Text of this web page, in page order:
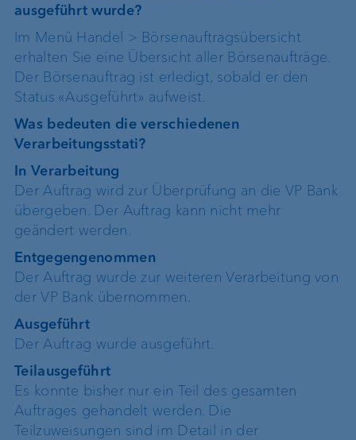
ausgeführt wurde?
Im Menü Handel > Börsenauftragsübersicht
erhalten Sie eine Übersicht aller Börsenaufträge.
Der Börsenauftrag ist erledigt, sobald er den
Status «Ausgeführt» aufweist.
Was bedeuten die verschiedenen
Verarbeitungsstati?
In Verarbeitung
Der Auftrag wird zur Überprüfung an die VP Bank
übergeben. Der Auftrag kann nicht mehr
geändert werden.
Entgegengenommen
Der Auftrag wurde zur weiteren Verarbeitung von
der VP Bank übernommen.
Ausgeführt
Der Auftrag wurde ausgeführt.
Teilausgeführt
Es konnte bisher nur ein Teil des gesamten
Auftrages gehandelt werden. Die
Teilzuweisungen sind im Detail in der